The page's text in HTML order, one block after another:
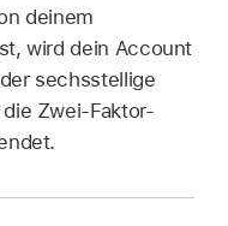
deinem
wird dein Account
sechsstellige
Zwei-Faktor-